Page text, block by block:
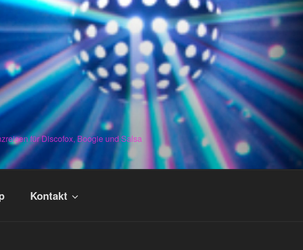
für Discofox, Boogie und Salsa
Kontakt